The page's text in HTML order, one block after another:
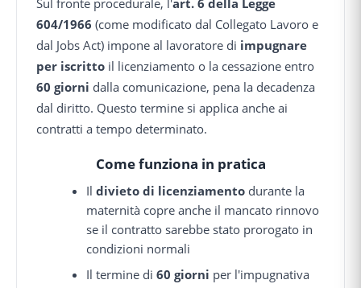
604/1966 (come modificato dal Collegato Lavoro e
dal Jobs Act) impone al lavoratore di impugnare
per iscritto il licenziamento o la cessazione entro
60 giorni dalla comunicazione, pena la decadenza
dal diritto. Questo termine si applica anche ai
contratti a tempo determinato.
Come funziona in pratica
Ildivieto di licenziamento durante la
maternità copre anche il mancato rinnovo
se il contratto sarebbe stato prorogato in
condizioni normali
Il termine di60 giorni per l'impugnativa